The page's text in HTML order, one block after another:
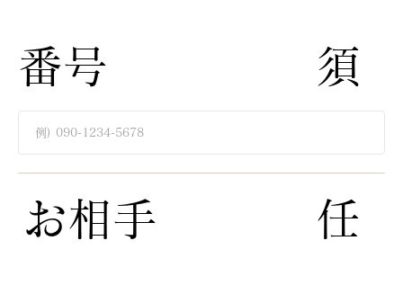
須​
番号
​お相手
​任